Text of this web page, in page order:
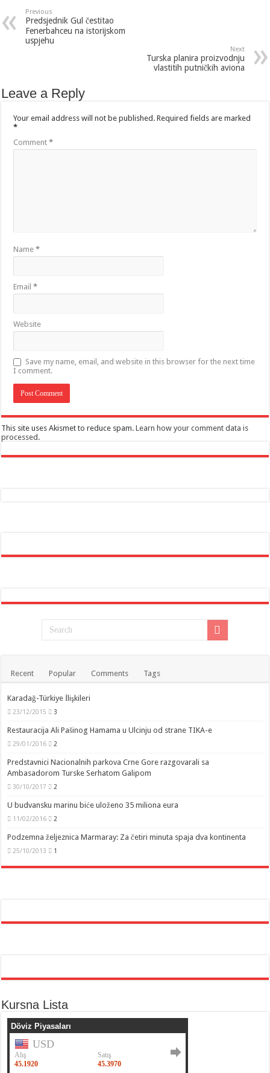
Previous
Predsjednik Gul čestitao
Fenerbahceu na istorijskom
uspjehu
Next
Turska planira proizvodnju
vlastitih putničkih aviona
Leave a Reply
Your email address will not be published. Required fields are marked
*
Comment*
Name*
Email*
Website
Save my name, email, and website in this browser for the next time
I comment.
This site uses Akismet to reduce spam.Learn how your comment data is
processed .
Recent Popular Comments Tags
Karadağ-Türkiye İlişkileri
23/12/2015 3
Restauracija Ali Pašinog Hamama u Ulcinju od strane TIKA-e
29/01/2016 2
Predstavnici Nacionalnih parkova Crne Gore razgovarali sa
Ambasadorom Turske Serhatom Galipom
30/10/2017 2
U budvansku marinu biće uloženo 35 miliona eura
11/02/2016 2
Podzemna željeznica Marmaray: Za četiri minuta spaja dva kontinenta
25/10/2013 1
Kursna Lista